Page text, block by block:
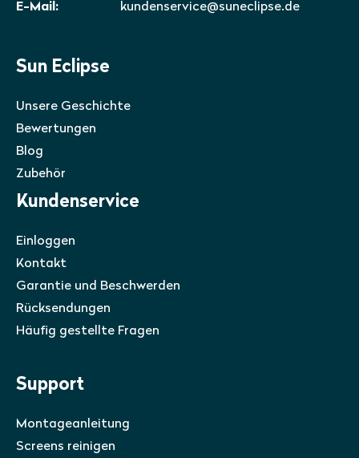
E-Mail:
kundenservice@suneclipse.de
Sun Eclipse
Unsere Geschichte
Bewertungen
Blog
Zubehör
Kundenservice
Einloggen
Kontakt
Garantie und Beschwerden
Rücksendungen
Häufig gestellte Fragen
Support
Montageanleitung
Screens reinigen